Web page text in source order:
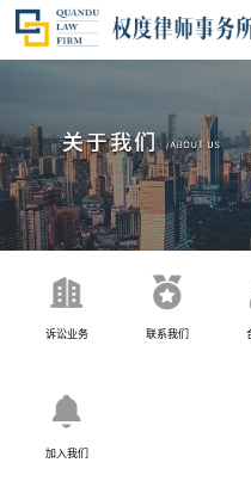
诉讼业务 联系我们
加入我们